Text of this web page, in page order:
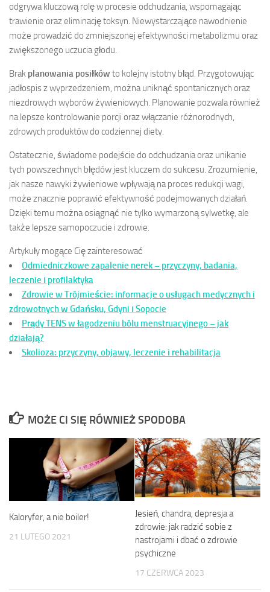
odgrywa kluczową rolę w procesie odchudzania, wspomagając
trawienie oraz eliminację toksyn. Niewystarczające nawodnienie
może prowadzić do zmniejszonej efektywności metabolizmu oraz
zwiększonego uczucia głodu.
Brak planowania posiłków to kolejny istotny błąd. Przygotowując
jadłospis z wyprzedzeniem, można uniknąć spontanicznych oraz
niezdrowych wyborów żywieniowych. Planowanie pozwala również
na lepsze kontrolowanie porcji oraz włączanie różnorodnych,
zdrowych produktów do codziennej diety.
Ostatecznie, świadome podejście do odchudzania oraz unikanie
tych powszechnych błędów jest kluczem do sukcesu. Zrozumienie,
jak nasze nawyki żywieniowe wpływają na proces redukcji wagi,
może znacznie poprawić efektywność podejmowanych działań.
Dzięki temu można osiągnąć nie tylko wymarzoną sylwetkę, ale
także lepsze samopoczucie i zdrowie.
Artykuły mogące Cię zainteresować
Odmiedniczkowe zapalenie nerek – przyczyny, badania,
leczenie i profilaktyka
Zdrowie w Trójmieście: informacje o usługach medycznych i
zdrowotnych w Gdańsku, Gdyni i Sopocie
Prądy TENS w łagodzeniu bólu menstruacyjnego – jak
działają?
Skolioza: przyczyny, objawy, leczenie i rehabilitacja
MOŻE CI SIĘ RÓWNIEŻ SPODOBA
Kaloryfer, a nie boiler!
21 LUTEGO 2021
Jesień, chandra, depresja a
zdrowie: jak radzić sobie z
nastrojami i dbać o zdrowie
psychiczne
17 CZERWCA 2023